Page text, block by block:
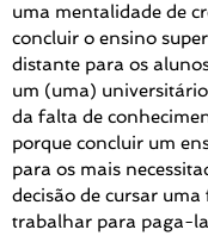
uma mentalidade de
concluir o ensino
distante para os
um (uma)
da falta de
porque concluir um
para os mais
decisão de cursar
trabalhar para paga-